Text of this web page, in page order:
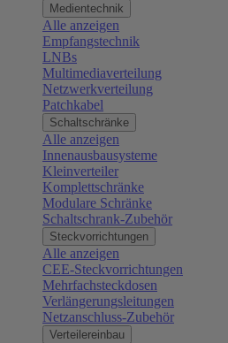
Medientechnik
Alle anzeigen
Empfangstechnik
LNBs
Multimediaverteilung
Netzwerkverteilung
Patchkabel
Schaltschränke
Alle anzeigen
Innenausbausysteme
Kleinverteiler
Komplettschränke
Modulare Schränke
Schaltschrank-Zubehör
Steckvorrichtungen
Alle anzeigen
CEE-Steckvorrichtungen
Mehrfachsteckdosen
Verlängerungsleitungen
Netzanschluss-Zubehör
Verteilereinbau